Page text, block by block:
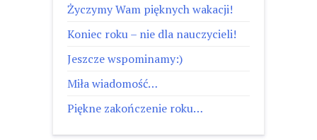
Życzymy Wam pięknych wakacji!
Koniec roku – nie dla nauczycieli!
Jeszcze wspominamy:)
Miła wiadomość…
Piękne zakończenie roku…